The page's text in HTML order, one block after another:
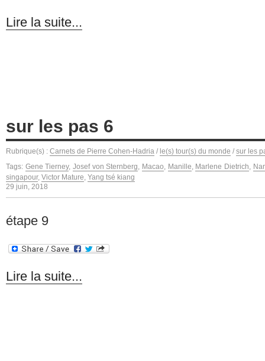
Lire la suite...
sur les pas 6
Rubrique(s) : Carnets de Pierre Cohen-Hadria / le(s) tour(s) du monde / sur les
Tags: Gene Tierney,Josef von Sternberg, Macao, Manille, Marlene Dietrich,
singapour, Victor Mature, Yang tsé kiang
29 juin, 2018
étape 9
Lire la suite...